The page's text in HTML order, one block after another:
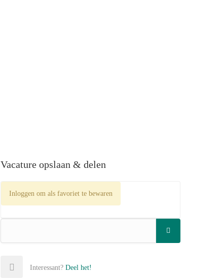
Vacature opslaan & delen
Inloggen om als favoriet te bewaren
Interessant? Deel het!